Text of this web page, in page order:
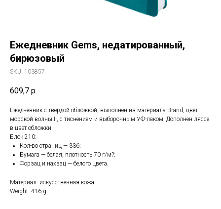
Ежедневник Gems, недатированный,
бирюзовый
SKU: 103857
609,7 р.
Ежедневник с твердой обложкой, выполнен из материала Brand, цвет
морской волны II, с тиснением и выборочным УФ-лаком. Дополнен ляссе
в цвет обложки.
Блок 210:
Кол-во страниц — 336;
Бумага — белая, плотность 70 г/м?;
Форзац и нахзац — белого цвета.
Материал: искусственная кожа
Weight: 416 g